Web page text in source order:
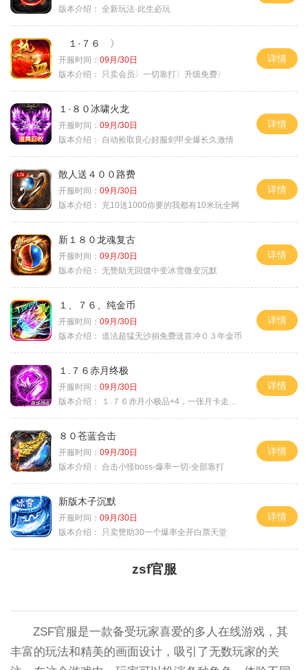
版本介绍： 全新玩法·此生必玩
１·７６ 〉
开服时间： 09月/30日
版本介绍：
只卖会员〉一切靠打〉升级免费〉
详情
１·８０冰啸火龙
开服时间： 09月/30日
版本介绍：
自动捡取良心好服剑甲全爆长久激情
详情
散人送４００路费
开服时间： 09月/30日
版本介绍：
充10送1000你要的我都有10米玩全网
详情
新１８０龙魂复古
开服时间： 09月/30日
版本介绍： 无赞助无回馈中变冰雪微变沉默
详情
１、７６、纯金币
开服时间： 09月/30日
版本介绍： 道法超猛无沙捐免费送首冲０３年金币
详情
１.７６赤月终极
开服时间： 09月/30日
版本介绍：
１.７６赤月小极品+4，一张月卡走天涯a
详情
８０苍蓝合击
开服时间： 09月/30日
版本介绍： 合击小怪boss-爆率一切-全部靠打
详情
新版木子沉默
开服时间： 09月/30日
版本介绍：
只卖赞助30一个爆率全开白票天堂
详情
zsf官服
ZSF官服是一款备受玩家喜爱的多人在线游戏，其
丰富的玩法和精美的画面设计，吸引了无数玩家的关